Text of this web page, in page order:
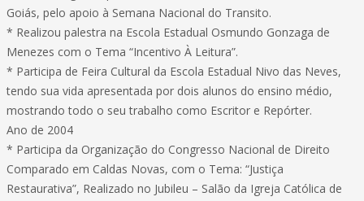
Goiás, pelo apoio à Semana Nacional do Transito.
* Realizou palestra na Escola Estadual Osmundo Gonzaga de
Menezes com o Tema “Incentivo À Leitura”.
* Participa de Feira Cultural da Escola Estadual Nivo das Neves,
tendo sua vida apresentada por dois alunos do ensino médio,
mostrando todo o seu trabalho como Escritor e Repórter.
Ano de 2004
* Participa da Organização do Congresso Nacional de Direito
Comparado em Caldas Novas, com o Tema: “Justiça
Restaurativa”, Realizado no Jubileu – Salão da Igreja Católica de